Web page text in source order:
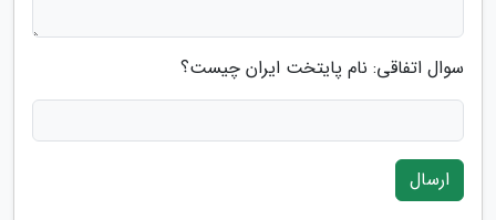
سوال اتفاقی: نام پایتخت ایران چیست؟
ارسال